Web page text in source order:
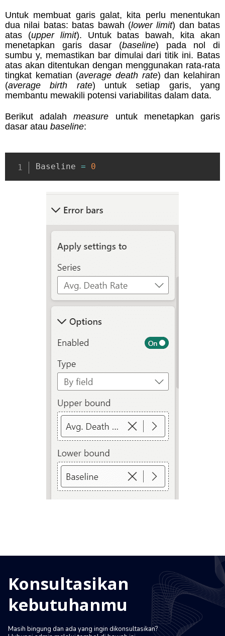
Untuk membuat garis galat, kita perlu menentukan
dua nilai batas: batas bawah (lower limit) dan batas
atas (upper limit). Untuk batas bawah, kita akan
menetapkan garis dasar (baseline) pada nol di
sumbu y, memastikan bar dimulai dari titik ini. Batas
atas akan ditentukan dengan menggunakan rata-rata
tingkat kematian (average death rate) dan kelahiran
(average birth rate) untuk setiap garis, yang
membantu mewakili potensi variabilitas dalam data.
Berikut adalahmeasure untuk menetapkan garis
dasar atau baseline:
Baseline = 0
Konsultasikan
kebutuhanmu
Masih bingung dan ada yang ingin dikonsultasikan?